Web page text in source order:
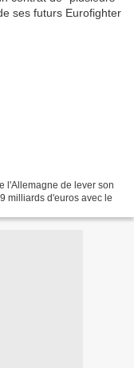
l'Allemagne de lever son
milliards d'euros avec le